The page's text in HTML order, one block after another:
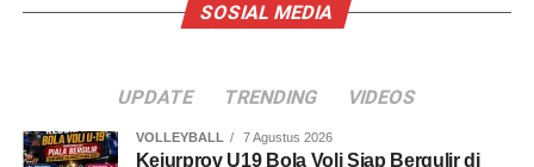
SOSIAL MEDIA
UPDATE TRENDING VIDEOS
VOLLEYBALL 7 Agustus 2026
Kejurprov U19 Bola Voli Siap Bergulir di